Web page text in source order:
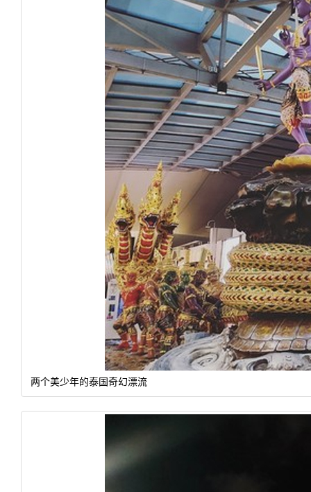
两个美少年的泰国奇幻漂流